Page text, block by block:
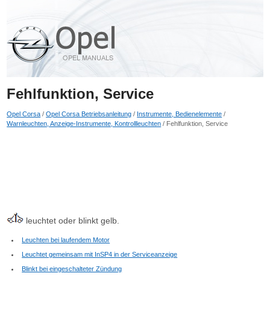
Fehlfunktion, Service
Opel Corsa /Opel Corsa Betriebsanleitung / Instrumente, Bedienelemente /
Warnleuchten, Anzeige-Instrumente, Kontrollleuchten / Fehlfunktion, Service
leuchtet oder blinkt gelb.
Leuchten bei laufendem Motor
Leuchtet gemeinsam mit InSP4 in der Serviceanzeige
Blinkt bei eingeschalteter Zündung